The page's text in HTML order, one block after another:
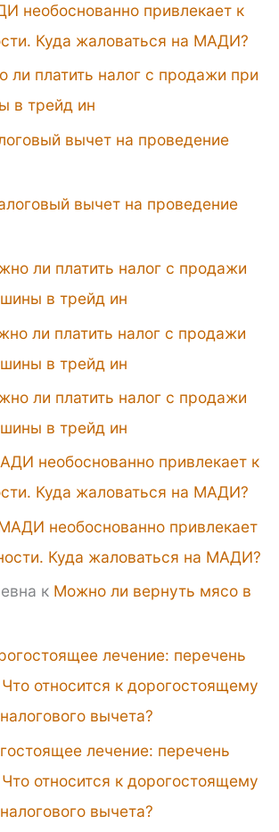
необоснованно привлекает к
Куда жаловаться на МАДИ?
ли платить налог с продажи при
в трейд ин
вычет на проведение
вычет на проведение
ли платить налог с продажи
в трейд ин
ли платить налог с продажи
в трейд ин
ли платить налог с продажи
в трейд ин
необоснованно привлекает к
Куда жаловаться на МАДИ?
необоснованно привлекает
Куда жаловаться на МАДИ?
к Можно ли вернуть мясо в
лечение: перечень
относится к дорогостоящему
вычета?
лечение: перечень
относится к дорогостоящему
вычета?